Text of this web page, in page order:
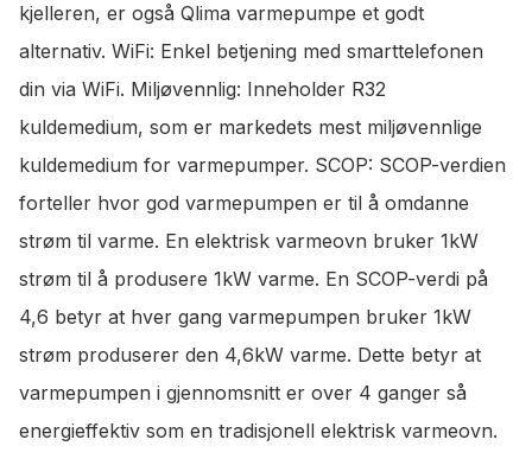
kjelleren, er også Qlima varmepumpe et godt
alternativ. WiFi: Enkel betjening med smarttelefonen
din via WiFi. Miljøvennlig: Inneholder R32
kuldemedium, som er markedets mest miljøvennlige
kuldemedium for varmepumper. SCOP: SCOP-verdien
forteller hvor god varmepumpen er til å omdanne
strøm til varme. En elektrisk varmeovn bruker 1kW
strøm til å produsere 1kW varme. En SCOP-verdi på
4,6 betyr at hver gang varmepumpen bruker 1kW
strøm produserer den 4,6kW varme. Dette betyr at
varmepumpen i gjennomsnitt er over 4 ganger så
energieffektiv som en tradisjonell elektrisk varmeovn.